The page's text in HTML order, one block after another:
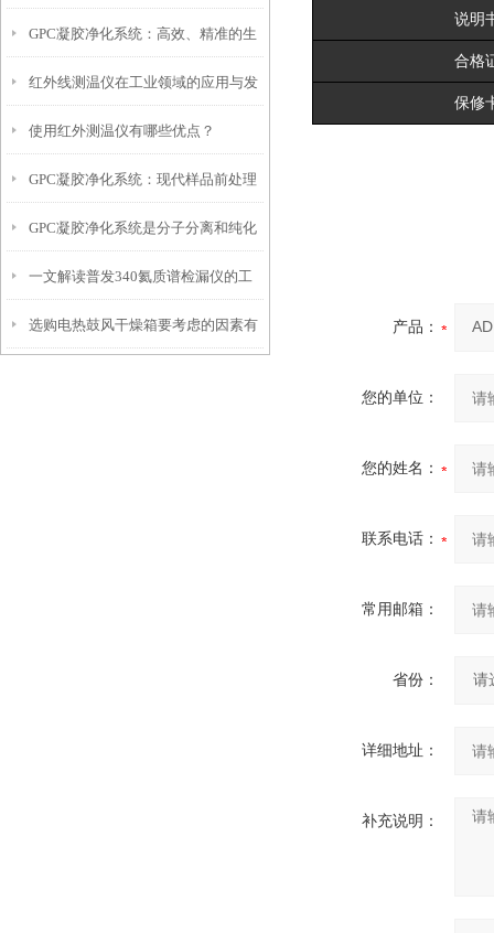
GPC凝胶净化系统：高效、精准的生
物分离新纪元
红外线测温仪在工业领域的应用与发
展前景
使用红外测温仪有哪些优点？
GPC凝胶净化系统：现代样品前处理
的核心技术
GPC凝胶净化系统是分子分离和纯化
的工具
一文解读普发340氦质谱检漏仪的工
作原理
选购电热鼓风干燥箱要考虑的因素有
说明
合格
保修
产品：
您的单位：
您的姓名：
联系电话：
常用邮箱：
省份：
详细地址：
补充说明：